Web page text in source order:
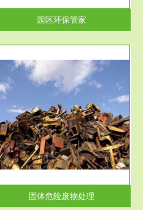
园区环保管家
固体危险废物处理